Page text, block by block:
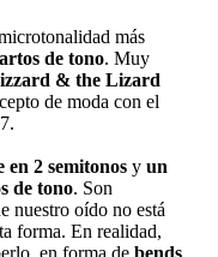
más
de tono. Muy
& the Lizard
de moda con el
en 2 semitonos y un
de tono. Son
nuestro oído no está
forma. En realidad,